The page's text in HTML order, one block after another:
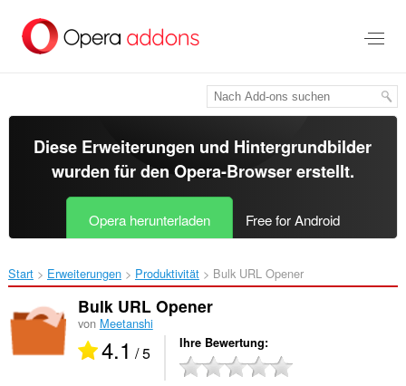
Hauptinhalt
springen
Diese Erweiterungen und Hintergrundbilder
wurden für den Opera-Browsererstellt.
Opera herunterladen Free for Android
Start Erweiterungen Produktivität Bulk URL Opener‎
Bulk URL Opener
von Meetanshi
4.1 / 5 Ihre Bewertung